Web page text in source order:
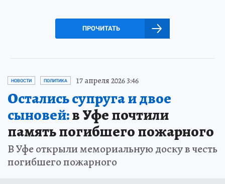
ПРОЧИТАТЬ
НОВОСТИ ПОЛИТИКА 17 апреля 2026 3:46
Остались супруга и двое
сыновей:в Уфе почтили
память погибшего пожарного
В Уфе открыли мемориальную доску в честь
погибшего пожарного